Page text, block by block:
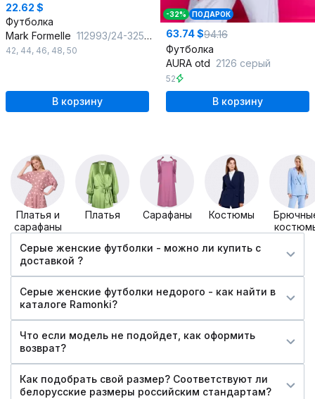
22.62 $
Футболка
Mark Formelle 112993/24-32572Ц-1 серый
42, 44, 46, 48, 50
В корзину
-32% ПОДАРОК
63.74 $94.16
Футболка
AURA otd 2126 серый
52
В корзину
Платья и
сарафаны
Платья Сарафаны Костюмы
Серые женские футболки - можно ли купить c
доставкой ?
Серые женские футболки недорого - как найти в
каталоге Ramonki?
Что если модель не подойдет, как оформить
возврат?
Как подобрать свой размер? Соответствуют ли
белорусские размеры российским стандартам?